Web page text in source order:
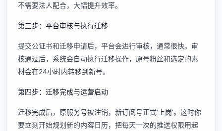
不需要法人配合，大幅提升效率。
第三步：平台审核与执行迁移
提交公证书和迁移申请后，平台会进行审核，通常很快。审
核通过后，系统会自动执行迁移操作，原号粉丝和选定的素
材会在24小时内转移到新号。
第四步：迁移完成与运营启动
迁移完成后，原服务号被注销，新订阅号正式‘上岗’。这时你
要立刻开始规划新的内容日历，把每天一次的推送权限用起